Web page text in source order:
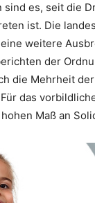
sind es, seit die
ist. Die
weitere
der
die Mehrheit
das
Maß an